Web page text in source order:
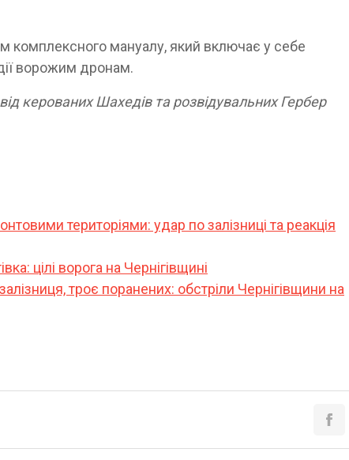
мануалу, який включає у себе
ворожим дронам.
керованих Шахедів та розвідувальних Гербер
територіями: удар по залізниці та реакція
цілі ворога на Чернігівщині
троє поранених: обстріли Чернігівщини на